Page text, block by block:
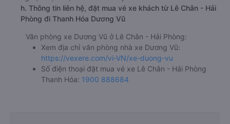
h. Thông tin liên hệ, đặt mua vé xe khách từ Lê Chân - Hải
Phòng đi Thanh Hóa Dương Vũ
Văn phòng xe Dương Vũ ở Lê Chân - Hải Phòng:
Xem địa chỉ văn phòng nhà xe Dương Vũ:
https://vexere.com/vi-VN/xe-duong-vu
Số điện thoại đặt mua vé xe Lê Chân - Hải Phòng
Thanh Hóa: 1900 888684